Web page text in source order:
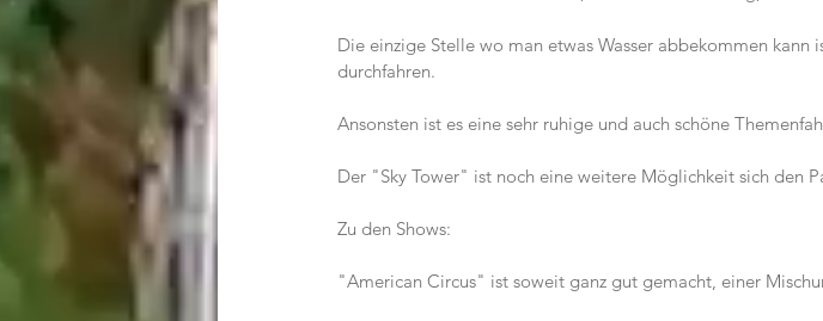
Die einzige Stelle wo man etwas Wasser abbekommen kann
durchfahren.
Ansonsten ist es eine sehr ruhige und auch schöne
Der "Sky Tower" ist noch eine weitere Möglichkeit sich den
Zu den Shows:
"American Circus" ist soweit ganz gut gemacht, einer